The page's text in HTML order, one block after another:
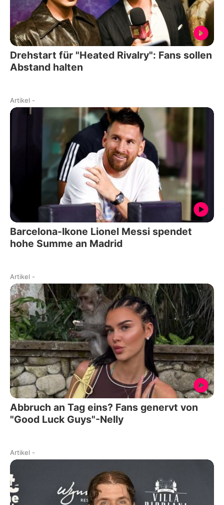
Drehstart für "Heated Rivalry": Fans sollen
Abstand halten
Artikel -
Barcelona-Ikone Lionel Messi spendet
hohe Summe an Madrid
Artikel -
Abbruch an Tag eins? Fans genervt von
"Good Luck Guys"-Nelly
Artikel -